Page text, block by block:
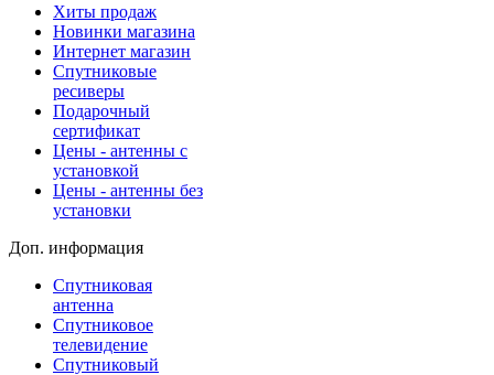
Хиты продаж
Новинки магазина
Интернет магазин
Спутниковые
ресиверы
Подарочный
сертификат
Цены - антенны с
установкой
Цены - антенны без
установки
Доп. информация
Спутниковая
антенна
Спутниковое
телевидение
Спутниковый